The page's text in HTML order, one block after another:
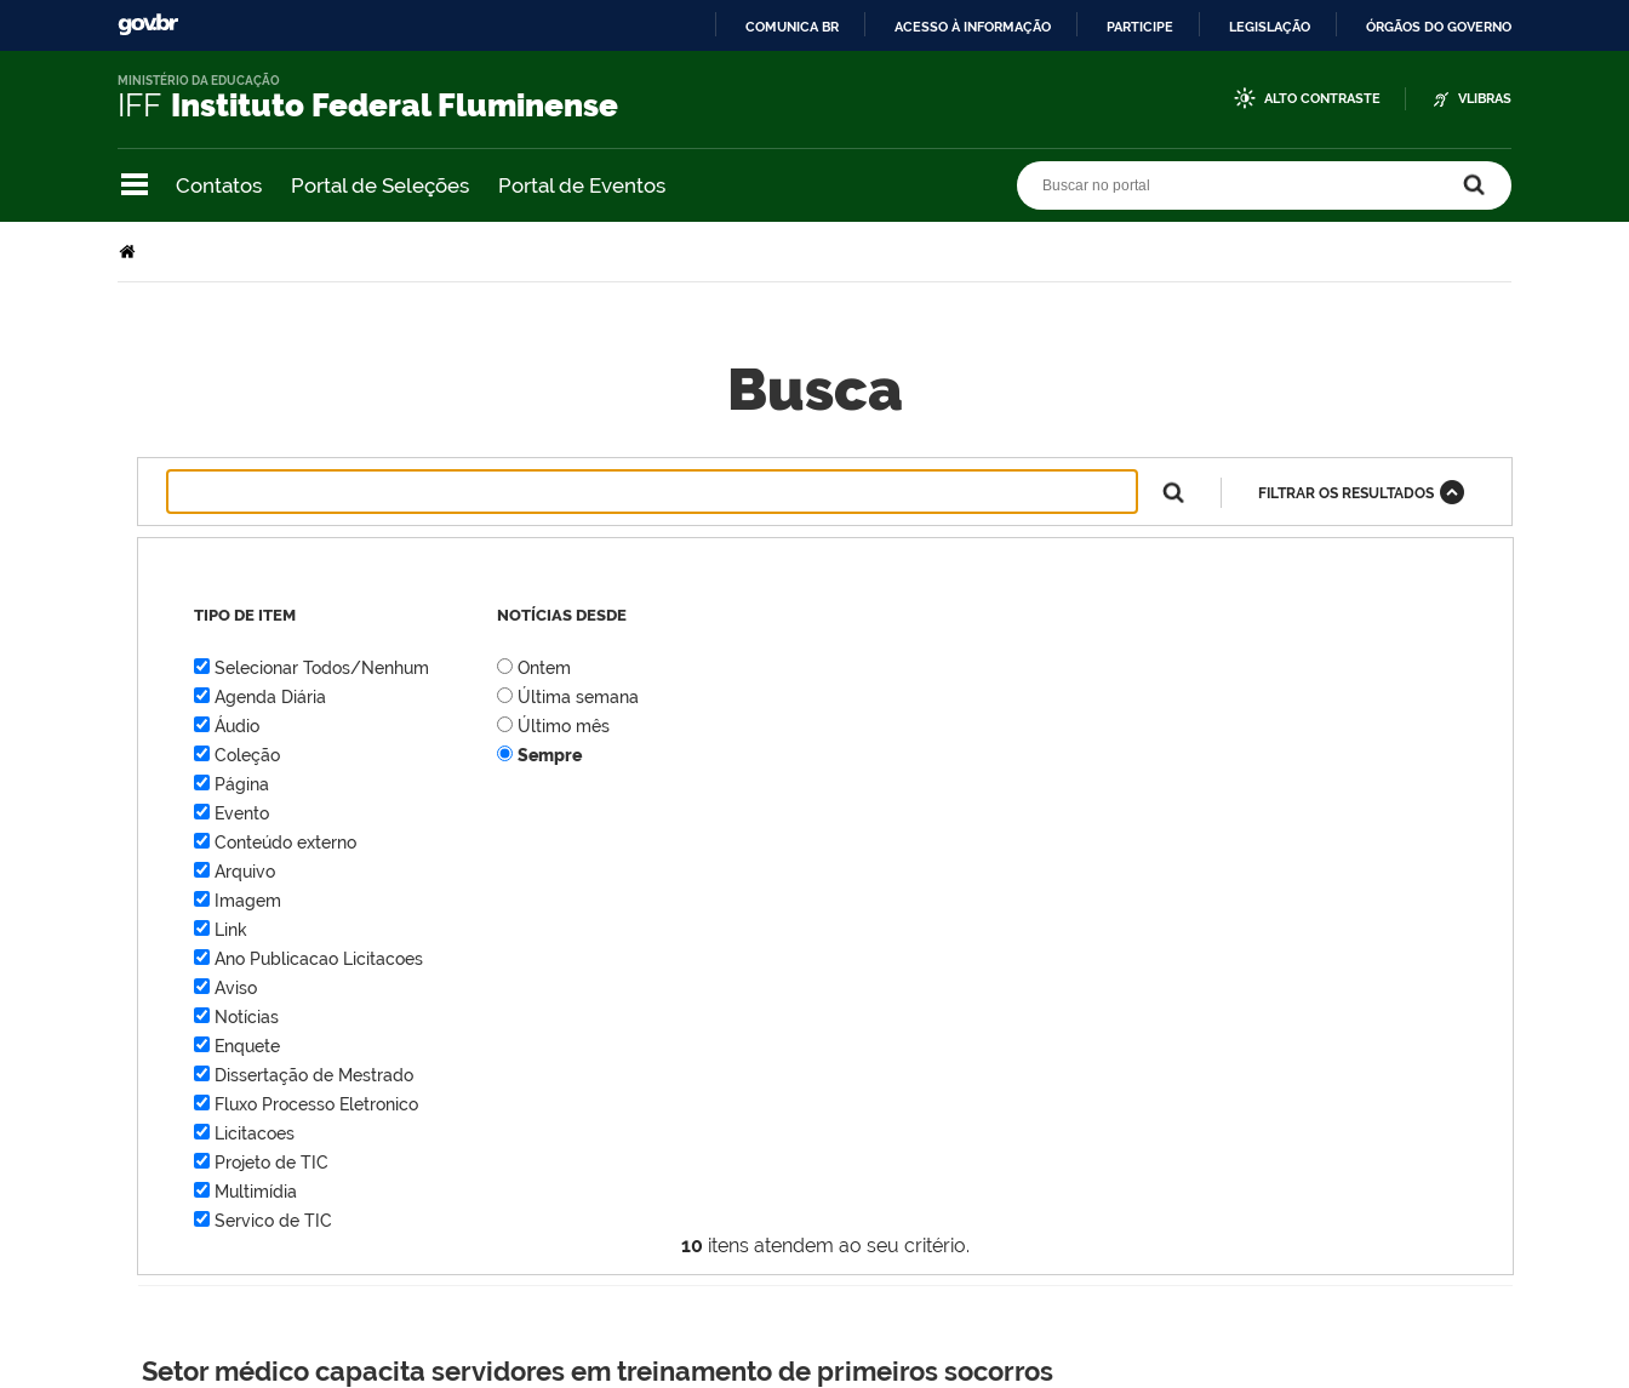
COMUNICA BR ACESSO À INFORMAÇÃO PARTICIPE LEGISLAÇÃO ÓRGÃOS DO GOVERNO
IFF Instituto Federal Fluminense
MINISTÉRIO DA EDUCAÇÃO
ALTO CONTRASTE VLIBRAS
Contatos Portal de Seleções Portal de Eventos
Busca
10 itens atendem ao seu critério.
FILTRAR OS RESULTADOS
TIPO DE ITEM
Selecionar Todos/Nenhum
Agenda Diária
Áudio
Coleção
Página
Evento
Conteúdo externo
Arquivo
Imagem
Link
Ano Publicacao Licitacoes
Aviso
Notícias
Enquete
Dissertação de Mestrado
Fluxo Processo Eletronico
Licitacoes
Projeto de TIC
Multimídia
Servico de TIC
NOTÍCIAS DESDE
Ontem
Última semana
Último mês
Sempre
Setor médico capacita servidores em treinamento de primeiros socorros